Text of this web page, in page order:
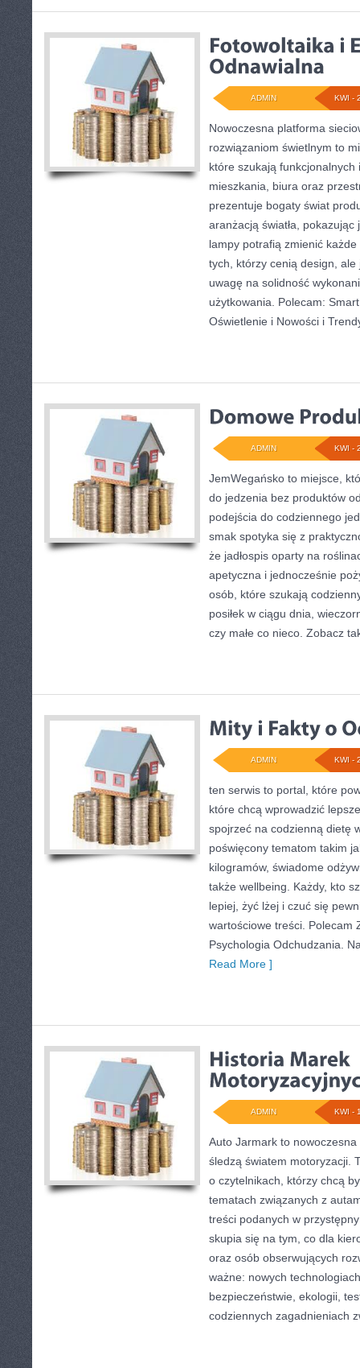
KWI -
ADMIN
Nowoczesna platforma
rozwiązaniom świetlnym to
które szukają funkcjonalnych
mieszkania, biura oraz
prezentuje bogaty świat
aranżacją światła,
lampy potrafią zmienić
tych, którzy cenią design,
uwagę na solidność
użytkowania. Polecam:
Oświetlenie i Nowości i
KWI -
ADMIN
JemWegańsko to miejsce,
do jedzenia bez produktów
podejścia do codziennego
smak spotyka się z
że jadłospis oparty na
apetyczna i jednocześnie
osób, które szukają
posiłek w ciągu dnia,
czy małe co nieco. Zobacz
KWI -
ADMIN
ten serwis to portal, które
które chcą wprowadzić
spojrzeć na codzienną dietę
poświęcony tematom takim
kilogramów, świadome
także wellbeing. Każdy, kto
lepiej, żyć lżej i czuć się
wartościowe treści. Polecam
Psychologia Odchudzania.
Read More ]
KWI -
ADMIN
Auto Jarmark to
śledzą światem motoryzacji.
o czytelnikach, którzy chcą
tematach związanych z
treści podanych w
skupia się na tym, co dla
oraz osób obserwujących
ważne: nowych
bezpieczeństwie, ekologii,
codziennych zagadnieniach